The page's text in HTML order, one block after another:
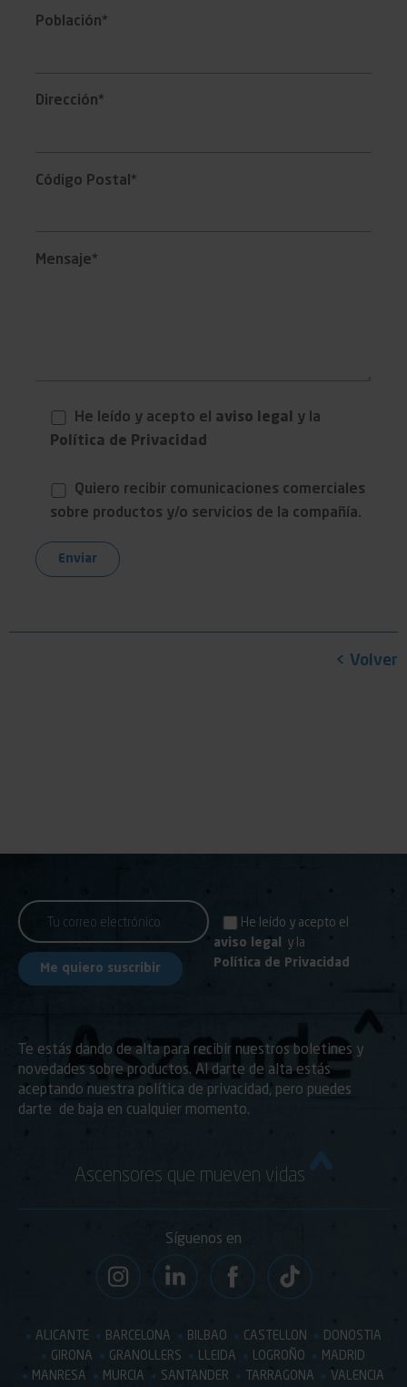
Población*
Dirección*
Código Postal*
Mensaje*
He leído y acepto el aviso legal
y la
Política de Privacidad
Quiero recibir comunicaciones comerciales
sobre productos y/o servicios de la compañía.
< Volver
He leído y acepto el
aviso legal
y la
Política de Privacidad
Te estás dando de alta para recibir nuestros boletines y
novedades sobre productos. Al darte de alta estás
aceptando nuestra política de privacidad, pero puedes
darte de baja en cualquier momento.
Ascensores que mueven vidas
Síguenos en
ALICANTE BARCELONA BILBAO CASTELLON
DONOSTIA
GIRONA
GRANOLLERS LLEIDA LOGROÑO
MADRID
MANRESA
MURCIA SANTANDER TARRAGONA VALENCIA